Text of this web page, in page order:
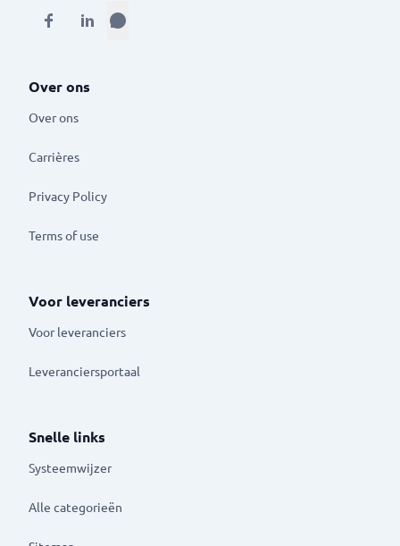
Over ons
Over ons
Carrières
Privacy Policy
Terms of use
Voor leveranciers
Voor leveranciers
Leveranciersportaal
Snelle links
Systeemwijzer
Alle categorieën